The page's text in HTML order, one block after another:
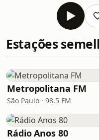
Estações
Metropolitana FM
São Paulo · 98.5 FM
Rádio Anos 80